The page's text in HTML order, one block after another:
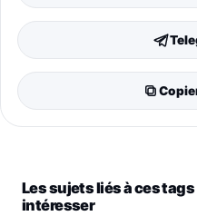
Les sujets liés à ces
intéresser